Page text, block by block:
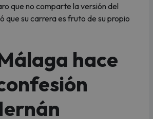
que no comparte la versión del
que su carrera es fruto de su propio
hace